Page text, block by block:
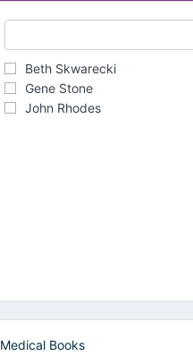
Beth Skwarecki
Gene Stone
John Rhodes
Medical Books